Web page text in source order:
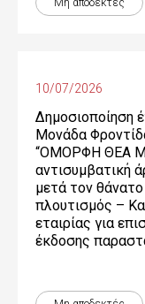
Μη αποδεκτές
10/07/2026
Δημοσιοποίηση
Μονάδα
“ΟΜΟΡΦΗ ΘΕΑ
αντισυμβατική
μετά τον
πλουτισμός –
εταιρίας για
έκδοσης